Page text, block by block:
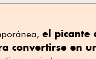
el picante
convertirse en